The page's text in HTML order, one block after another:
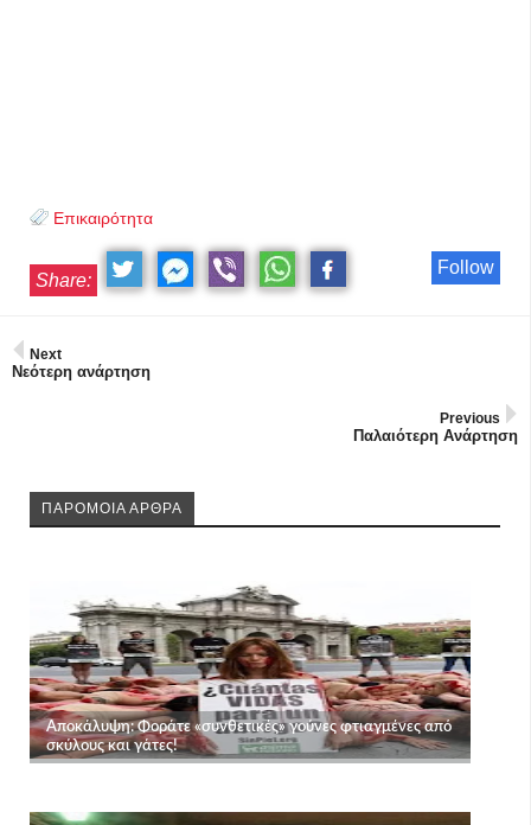
Επικαιρότητα
Follow
Share:
Next
Νεότερη ανάρτηση
Previous
Παλαιότερη Ανάρτηση
ΠΑΡΟΜΟΙΑ ΑΡΘΡΑ